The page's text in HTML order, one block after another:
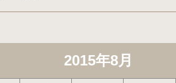
2015年8月